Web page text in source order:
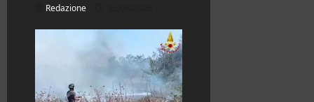
Redazione